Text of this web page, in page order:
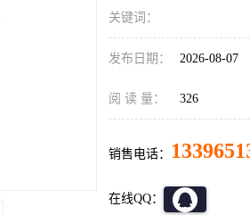
关键词：
发布日期： 2026-08-07
阅 读 量： 326
销售电话：
在线QQ：